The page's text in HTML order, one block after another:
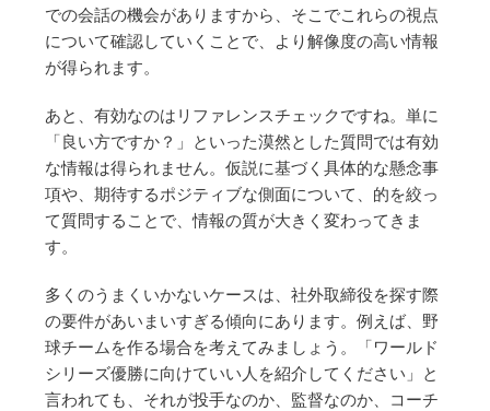
での会話の機会がありますから、そこでこれらの視点
について確認していくことで、より解像度の高い情報
が得られます。
あと、有効なのはリファレンスチェックですね。単に
「良い方ですか？」といった漠然とした質問では有効
な情報は得られません。仮説に基づく具体的な懸念事
項や、期待するポジティブな側面について、的を絞っ
て質問することで、情報の質が大きく変わってきま
す。
多くのうまくいかないケースは、社外取締役を探す際
の要件があいまいすぎる傾向にあります。例えば、野
球チームを作る場合を考えてみましょう。「ワールド
シリーズ優勝に向けていい人を紹介してください」と
言われても、それが投手なのか、監督なのか、コーチ